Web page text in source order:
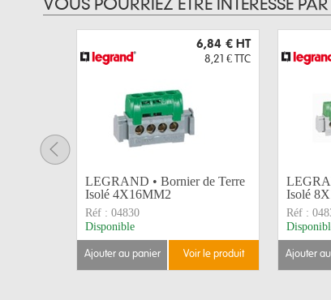
VOUS POURRIEZ ÊTRE INTERESSÉ
6,84 € HT
8,21 € TTC
LEGRAND • Bornier de Terre
Isolé 4X16MM2
Réf : 04830
Disponible
ajouter au panier voir le produit
Isolé
Réf :
ajouter